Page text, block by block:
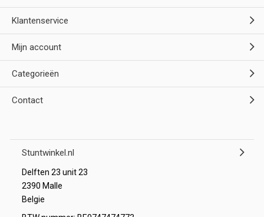
Klantenservice
Mijn account
Categorieën
Contact
Stuntwinkel.nl
Delften 23 unit 23
2390 Malle
Belgie